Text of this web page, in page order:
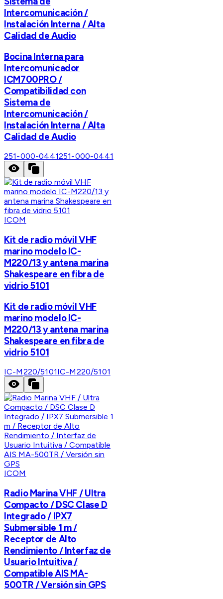
Intercomunicación /
Instalación Interna / Alta
Calidad de Audio
Bocina Interna para
Intercomunicador
ICM700PRO /
Compatibilidad con
Sistema de
Intercomunicación /
Instalación Interna / Alta
Calidad de Audio
251-000-0441251-000-0441
ICOM
Kit de radio móvil VHF
marino modelo IC-
M220/13 y antena marina
Shakespeare en fibra de
vidrio 5101
Kit de radio móvil VHF
marino modelo IC-
M220/13 y antena marina
Shakespeare en fibra de
vidrio 5101
IC-M220/5101IC-M220/5101
ICOM
Radio Marina VHF / Ultra
Compacto / DSC Clase D
Integrado / IPX7
Submersible 1 m /
Receptor de Alto
Rendimiento / Interfaz de
Usuario Intuitiva /
Compatible AIS MA-
500TR / Versión sin GPS